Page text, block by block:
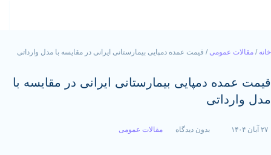
عمومی/ قیمت عمده دمپایی بیمارستانی ایرانی در مقایسه با مدل وارداتی
دمپایی بیمارستانی ایرانی در مقایسه با
بدون دیدگاه مقالات عمومی